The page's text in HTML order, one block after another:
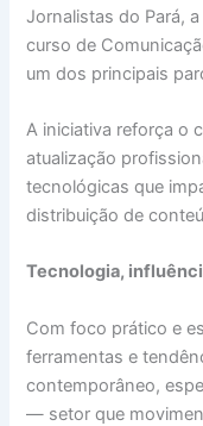
Jornalistas do Pará,
curso de
um dos principais
A iniciativa reforça o
atualização
tecnológicas que
distribuição de
Tecnologia,
Com foco prático e
ferramentas e
contemporâneo,
— setor que